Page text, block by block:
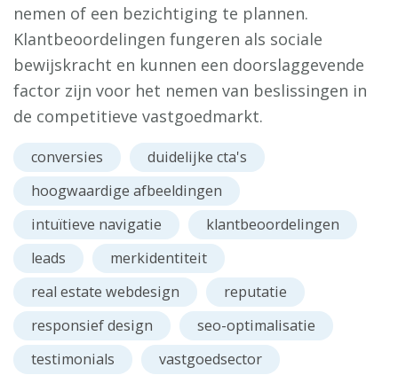
nemen of een bezichtiging te plannen.
Klantbeoordelingen fungeren als sociale
bewijskracht en kunnen een doorslaggevende
factor zijn voor het nemen van beslissingen in
de competitieve vastgoedmarkt.
conversies
duidelijke cta's
hoogwaardige afbeeldingen
intuïtieve navigatie
klantbeoordelingen
leads
merkidentiteit
real estate webdesign
reputatie
responsief design
seo-optimalisatie
testimonials
vastgoedsector